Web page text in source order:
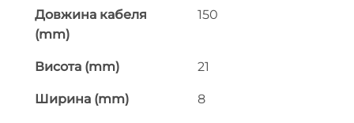
Довжина кабеля
(mm)
150
Висота (mm) 21
Ширина (mm) 8